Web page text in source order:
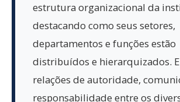
estrutura organizacional da
destacando como seus setores,
departamentos e funções estão
distribuídos e hierarquizados.
relações de autoridade,
responsabilidade entre os